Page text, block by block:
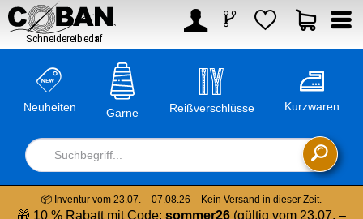
 

Neuheiten Garne

Reißverschlüsse Kurzwaren
📦 Inventur vom 23.07. – 07.08.26 – Kein Versand in dieser Zeit.
🎁 10 % Rabatt mit Code: sommer26 (gültig vom 23.07. –